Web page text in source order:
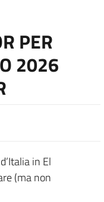
PER
2026
in El
(ma non